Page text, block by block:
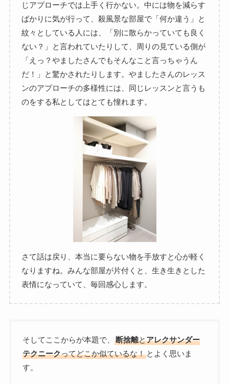
じアプローチでは上手く行かない。中には物を減らす
ばかりに気が行って、殺風景な部屋で「何か違う」と
紋々としている人には、「別に散らかっていても良く
ない？」と言われていたりして、周りの見ている側が
「えっ？やましたさんでもそんなこと言っちゃうん
だ！」と驚かされたりします。やましたさんのレッス
ンのアプローチの多様性には、同じレッスンと言うも
のをする私としてはとても憧れます。
さて話は戻り、本当に要らない物を手放すと心が軽く
なりますね。みんな部屋が片付くと、生き生きとした
表情になっていて、毎回感心します。
そしてここからが本題で、断捨離とアレクサンダー
テクニークってどこか似ているな！ とよく思いま
す。